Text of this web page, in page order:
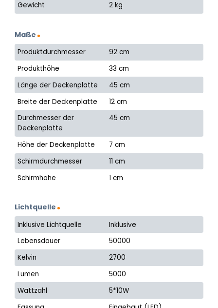
Gewicht
2 kg
Maße
Produktdurchmesser
92 cm
Produkthöhe
33 cm
Länge der Deckenplatte
45 cm
Breite der Deckenplatte
12 cm
Durchmesser der
Deckenplatte
45 cm
Höhe der Deckenplatte
7 cm
Schirmdurchmesser
11 cm
Schirmhöhe
1 cm
Lichtquelle
Inklusive Lichtquelle
Inklusive
Lebensdauer
50000
Kelvin
2700
Lumen
5000
Wattzahl
5*10W